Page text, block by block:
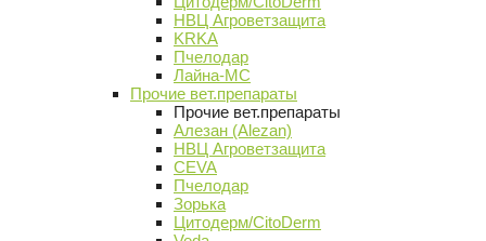
НВЦ Агроветзащита
KRKA
Пчелодар
Лайна-МС
Прочие вет.препараты
Прочие вет.препараты
Алезан (Alezan)
НВЦ Агроветзащита
CEVA
Пчелодар
Зорька
Цитодерм/CitoDerm